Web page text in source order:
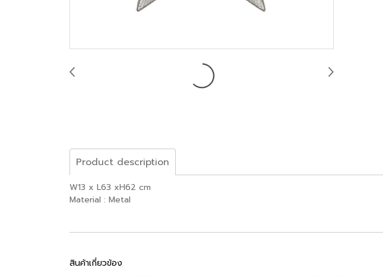
Product description
W13 x L63 xH62 cm
Material : Metal
สินค้าเกี่ยวข้อง